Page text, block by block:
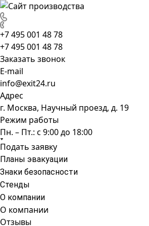
+7 495 001 48 78
+7 495 001 48 78
Заказать звонок
E-mail
info@exit24.ru
Адрес
г. Москва, Научный проезд, д. 19
Режим работы
Пн. – Пт.: с 9:00 до 18:00
Подать заявку
Планы эвакуации
Знаки безопасности
Стенды
О компании
О компании
Отзывы